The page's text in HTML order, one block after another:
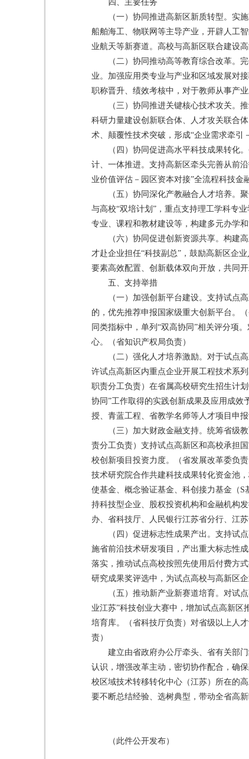
四、主要任务
（一）协同推进高新区新质转型。实
船舶海工、物联网等主导产业，开辟人工
业航天等新赛道。高校与高新区联合建设
（二）协同推动高等教育综合改革。
业。加强应用类专业与产业和区域发展对
职称晋升、绩效考核中，对于教师从事产
（三）协同推进关键核心技术攻关。
科研力量建设创新联合体、人才攻关联合
术、颠覆性技术突破，形成“企业需求牵引
（四）协同促进高水平科技成果转化
计、一体推进。支持高新区牵头完善从前
业价值评估－园区资本对接”全流程科技金
（五）协同深化产教融合人才培养。
与高校“双培计划”，重点支持理工学科专
专业、课程和教材建设等，构建多元办学和
（六）协同促进创新资源共享。构建
才赴企业担任“科技副总”，鼓励高新区企
要素高效配置、创新载体双向开放，共同开
五、支持举措
（一）加强创新平台建设。支持试点
的，优先推荐申报国家级重大创新平台。
同类指标中，单列“双高协同”相关评分项
心。（省知识产权局负责）
（二）强化人才培养激励。对于试点
许试点高新区内重点企业开展工程技术系
职责分工负责）在省属高校研究生招生计
协同”工作取得的实践创新成果及应用成
授、青蓝工程、省教学名师等人才项目申
（三）加大财政金融支持。统筹省级
责分工负责）支持试点高新区和高校承担
校创新项目投资力度。（省发展改革委负
技术研究院合作共建科技成果转化资金池
使基金、概念验证基金、科创接力基金（S
持科技型企业、股权投资机构和金融机构
办、省科技厅、人民银行江苏省分行、江
（四）促进标志性成果产出。支持试
施省前沿技术研发项目，产出重大标志性
落实，推动试点高校按照先使用后付费方
研究成果奖评选中，为试点高校与高新区
（五）推动新产业新赛道培育。对试
业江苏”科技创业大赛中，增加试点高新
培育库。（省科技厅负责）对省级以上人
责）
建立由省政府办公厅牵头、省有关部
认识，增强改革主动，密切协作配合，确
校区域技术转移转化中心（江苏）所在的
要不断总结经验、选树典型，带动全省高
（此件公开发布）